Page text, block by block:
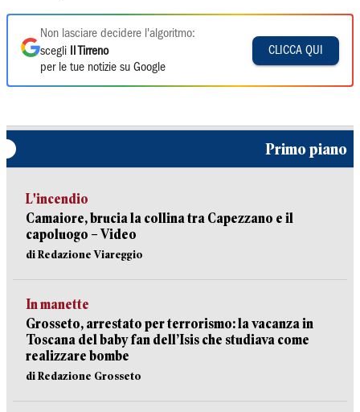
Non lasciare decidere l'algoritmo:
scegli
Il Tirreno
per le tue notizie su Google
CLICCA QUI
Primo piano
L'incendio
Camaiore, brucia la collina tra Capezzano e il
capoluogo – Video
di Redazione Viareggio
In manette
Grosseto, arrestato per terrorismo: la vacanza in
Toscana del baby fan dell’Isis che studiava come
realizzare bombe
di Redazione Grosseto